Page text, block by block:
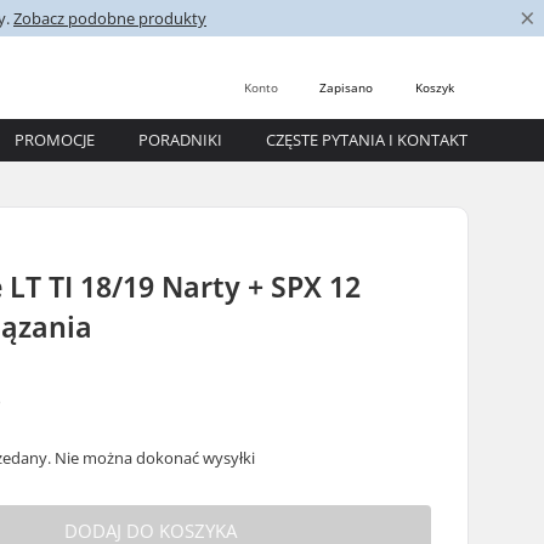
Zobacz podobne produkty ×
Koszyk
Zapisano
Konto
PROMOCJE PORADNIKI CZĘSTE PYTANIA I KONTAKT
TI 18/19 Narty + SPX 12
Nie można dokonać wysyłki
DODAJ DO KOSZYKA